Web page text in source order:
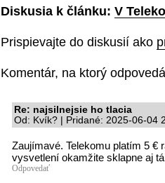
Diskusia k článku: V
Prispievajte do diskusií ako
Komentár, na ktorý
Re: najsilnejsie ho tlacia
Od: Kvík? | Pridané: 2025-06-04
Zaujímavé. Telekomu platím 5 €
vysvetlení okamžite sklapne aj
Odpovedať